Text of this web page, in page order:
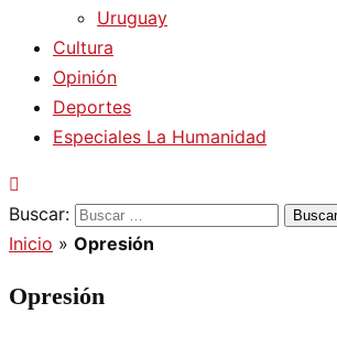
Uruguay
Cultura
Opinión
Deportes
Especiales La Humanidad
Buscar:
Inicio » Opresión
Opresión